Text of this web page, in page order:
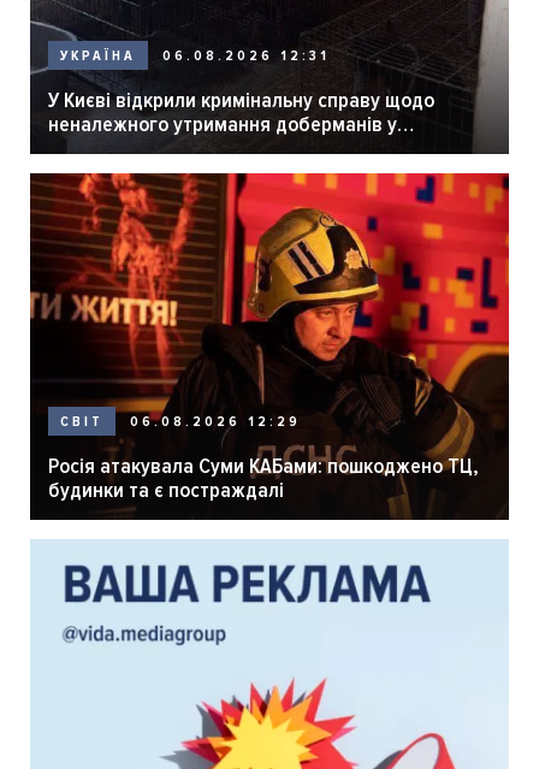
УКРАЇНА 06.08.2026 12:31
У Києві відкрили кримінальну справу щодо
неналежного утримання доберманів у
розпліднику
СВІТ 06.08.2026 12:29
Росія атакувала Суми КАБами: пошкоджено ТЦ,
будинки та є постраждалі